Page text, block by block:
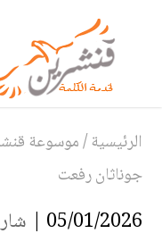
الرئيسية/موسوعة
جوناثان رفعت
05/01/2026 |